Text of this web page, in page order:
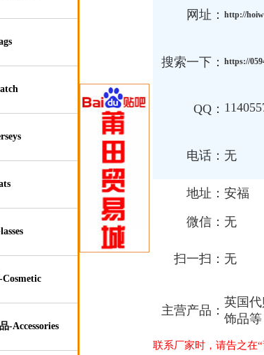
-Accessories
网址： http://
搜索一下： https://
QQ：
电话： 无
地址： 安福
微信： 无
扫一扫： 无
主营产品：
英国
饰品等
联系厂家时，请告之在